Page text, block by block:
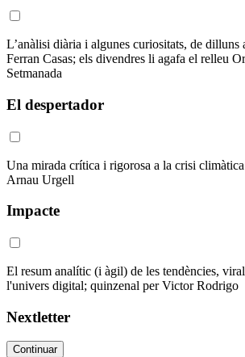
L’anàlisi diària i algunes curiositats, de dilluns
Ferran Casas; els divendres li agafa el relleu
Setmanada
El despertador
Una mirada crítica i rigorosa a la crisi
Arnau Urgell
Impacte
El resum analític (i àgil) de les tendències,
l'univers digital; quinzenal per Victor Rodrigo
Nextletter
Continuar